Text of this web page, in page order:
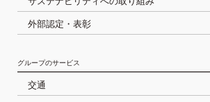
外部認定・表彰
グループのサービス
交通